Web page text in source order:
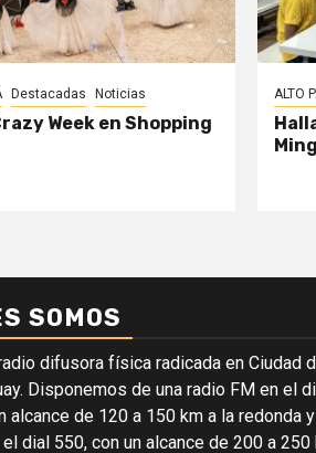
Destacadas Noticias
Week en Shopping
ALTO
SOMOS
difusora física radicada en Ciudad
Disponemos de una radio FM en el
alcance de 120 a 150 km a la redonda
dial 550, con un alcance de 200 a 250